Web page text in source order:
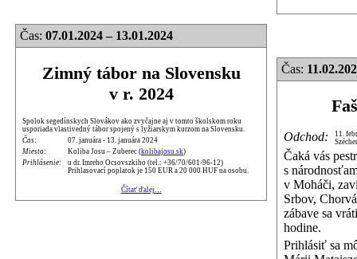
Čas: 07.01.2024 – 13.01.2024
Zimný tábor na Slovensku
v r. 2024
Spolok segedínskych Slovákov ako zvyčajne aj v tomto školskom roku
usporiada vlastivedný tábor spojený s lyžiarskym kurzom na Slovensku.
Čas:
07. januára - 13. januára 2024
Miesto:
Koliba Josu – Zuberec (kolibajosu.sk)
Prihlásenie:
u dr. Imreho Ocsovszkiho (tel.: +36/70/601-96-12)
Prihlasovací poplatok je 150 EUR a 20 000 HUF na osobu.
Čítať ďalej…
Čas:
Odchod:
11.
Čaká vás
s
v Moháči,
Srbov,
zábave sa
hodine.
Prihlásiť sa